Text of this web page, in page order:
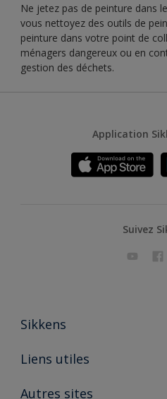
Ne jetez pas de peinture dans
vous nettoyez des outils de
peinture dans votre point de
ménagers dangereux ou en
gestion des déchets.
Application
Suivez
Sikkens
A propos de Sikkens
Liens utiles
Ouvrir un magasin PASS
Autres sites